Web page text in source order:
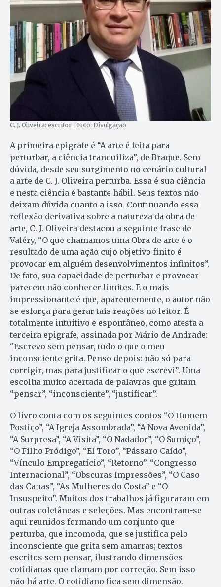
C. J. Oliveira: escritor | Foto: Divulgação
A primeira epigrafe é “A arte é feita para
perturbar, a ciência tranquiliza”, de Braque. Sem
dúvida, desde seu surgimento no cenário cultural
a arte de C. J. Oliveira perturba. Essa é sua ciência
e nesta ciência é bastante hábil. Seus textos não
deixam dúvida quanto a isso. Continuando essa
reflexão derivativa sobre a natureza da obra de
arte, C. J. Oliveira destacou a seguinte frase de
Valéry, “O que chamamos uma Obra de arte é o
resultado de uma ação cujo objetivo finito é
provocar em alguém desenvolvimentos infinitos”.
De fato, sua capacidade de perturbar e provocar
parecem não conhecer limites. E o mais
impressionante é que, aparentemente, o autor não
se esforça para gerar tais reações no leitor. É
totalmente intuitivo e espontâneo, como atesta a
terceira epigrafe, assinada por Mário de Andrade:
“Escrevo sem pensar, tudo o que o meu
inconsciente grita. Penso depois: não só para
corrigir, mas para justificar o que escrevi”. Uma
escolha muito acertada de palavras que gritam
“pensar”, “inconsciente”, “justificar”.
O livro conta com os seguintes contos “O Homem
Postiço”, “A Igreja Assombrada”, “A Nova Avenida”,
“A Surpresa”, “A Visita”, “O Nadador”, “O Sumiço”,
“O Filho Pródigo”, “El Toro”, “Pássaro Caído”,
“Vínculo Empregatício”, “Retorno”, “Congresso
Internacional”, “Obscuras Impressões”, “O Caso
das Canas”, “As Mulheres do Costa” e “O
Insuspeito”. Muitos dos trabalhos já figuraram em
outras coletâneas e seleções. Mas encontram-se
aqui reunidos formando um conjunto que
perturba, que incomoda, que se justifica pelo
inconsciente que grita sem amarras; textos
escritos sem pensar, ilustrando dimensões
cotidianas que clamam por correção. Sem isso
não há arte. O cotidiano fica sem dimensão.